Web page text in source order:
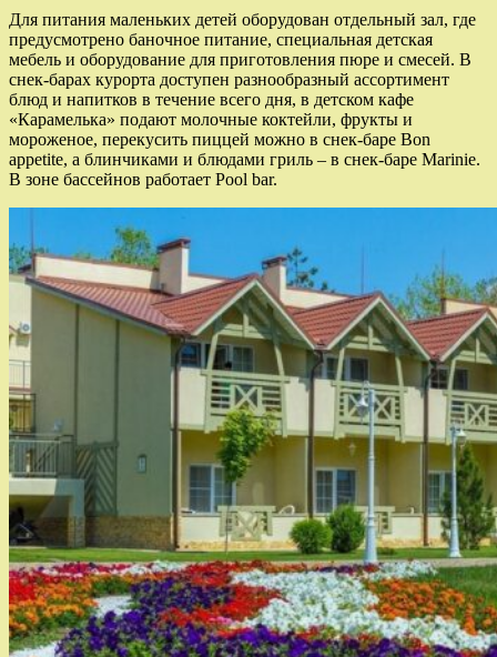
Для питания маленьких детей оборудован отдельный зал, где
предусмотрено баночное питание, специальная детская
мебель и оборудование для приготовления пюре и смесей. В
снек-барах курорта доступен разнообразный ассортимент
блюд и напитков в течение всего дня, в детском кафе
«Карамелька» подают молочные коктейли, фрукты и
мороженое, перекусить пиццей можно в снек-баре Bon
appetite, а блинчиками и блюдами гриль – в снек-баре Marinie.
В зоне бассейнов работает Pool bar.